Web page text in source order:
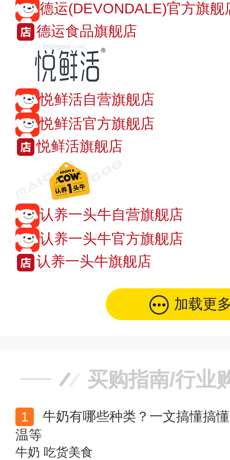
德运(DEVONDALE)官方旗舰
德运食品旗舰店
悦鲜活自营旗舰店
悦鲜活官方旗舰店
悦鲜活旗舰店
认养一头牛自营旗舰店
认养一头牛官方旗舰店
认养一头牛旗舰店
加载更
买购指南/行业
温等
牛奶 吃货美食